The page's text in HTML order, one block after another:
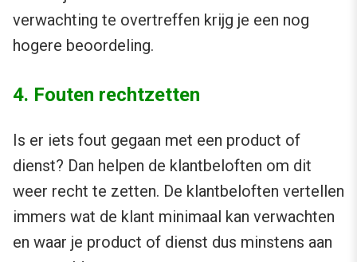
verwachting te overtreffen krijg je een nog
hogere beoordeling.
4. Fouten rechtzetten
Is er iets fout gegaan met een product of
dienst? Dan helpen de klantbeloften om dit
weer recht te zetten. De klantbeloften vertellen
immers wat de klant minimaal kan verwachten
en waar je product of dienst dus minstens aan